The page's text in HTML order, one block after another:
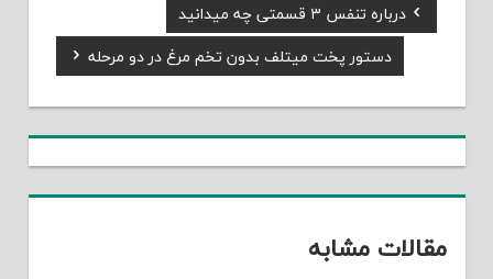
راهبری
نوشته
Previous
Post:
درباره تنفس ۳ قسمتی چه میدانید
Next
Post:
دستور پخت میتلف بدون تخم مرغ در دو مرحله
مقالات مشابه